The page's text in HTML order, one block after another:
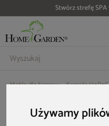
Używamy
Stwórz strefę
Meble dla biznesu Krzesła